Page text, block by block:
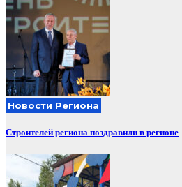
Новости Региона
Строителей региона поздравили в регионе